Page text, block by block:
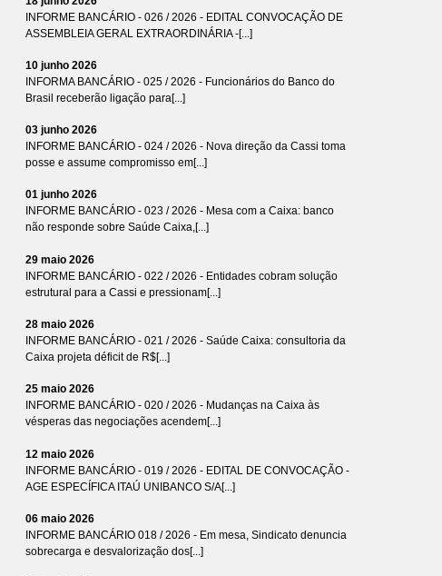
INFORME BANCÁRIO - 026 / 2026 - EDITAL CONVOCAÇÃO DE
ASSEMBLEIA GERAL EXTRAORDINÁRIA -[...]
10 junho 2026
INFORMA BANCÁRIO - 025 / 2026 - Funcionários do Banco do
Brasil receberão ligação para[...]
03 junho 2026
INFORME BANCÁRIO - 024 / 2026 - Nova direção da Cassi toma
posse e assume compromisso em[...]
01 junho 2026
INFORME BANCÁRIO - 023 / 2026 - Mesa com a Caixa: banco
não responde sobre Saúde Caixa,[...]
29 maio 2026
INFORME BANCÁRIO - 022 / 2026 - Entidades cobram solução
estrutural para a Cassi e pressionam[...]
28 maio 2026
INFORME BANCÁRIO - 021 / 2026 - Saúde Caixa: consultoria da
Caixa projeta déficit de R$[...]
25 maio 2026
INFORME BANCÁRIO - 020 / 2026 - Mudanças na Caixa às
vésperas das negociações acendem[...]
12 maio 2026
INFORME BANCÁRIO - 019 / 2026 - EDITAL DE CONVOCAÇÃO -
AGE ESPECÍFICA ITAÚ UNIBANCO S/A[...]
06 maio 2026
INFORME BANCÁRIO 018 / 2026 - Em mesa, Sindicato denuncia
sobrecarga e desvalorização dos[...]